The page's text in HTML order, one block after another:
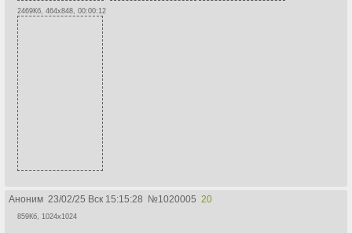
2469Кб, 464x848, 00:00:12
Аноним 23/02/25 Вск 15:15:28 №1020005 20
859Кб, 1024x1024